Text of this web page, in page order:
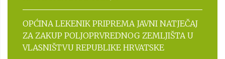
OPĆINA LEKENIK PRIPREMA JAVNI NATJEČAJ
ZA ZAKUP POLJOPRVREDNOG ZEMLJIŠTA U
VLASNIŠTVU REPUBLIKE HRVATSKE